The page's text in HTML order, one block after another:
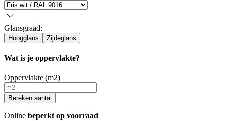
Glansgraad:
Hoogglans Zijdeglans
Wat is je oppervlakte?
Oppervlakte (m2)
Bereken aantal
Online beperkt op voorraad